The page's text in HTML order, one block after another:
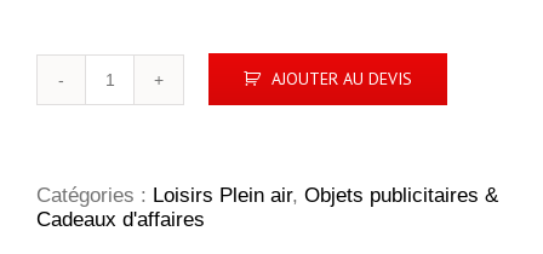
AJOUTER AU DEVIS
Catégories : Loisirs Plein air, Objets publicitaires &
Cadeaux d'affaires